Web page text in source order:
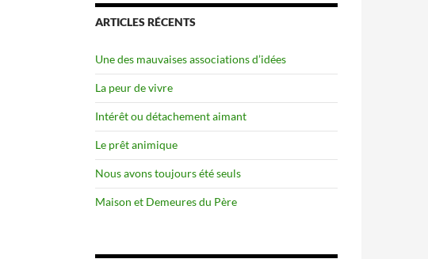
ARTICLES RÉCENTS
Une des mauvaises associations d’idées
La peur de vivre
Intérêt ou détachement aimant
Le prêt animique
Nous avons toujours été seuls
Maison et Demeures du Père